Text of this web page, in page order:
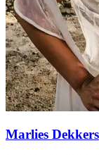
Marlies Dekkers